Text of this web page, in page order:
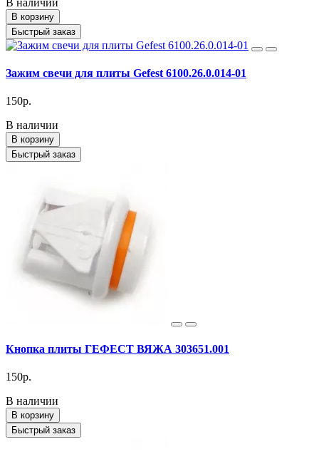
В корзину
Быстрый заказ
Зажим свечи для плиты Gefest 6100.26.0.014-01
150р.
В наличии
В корзину
Быстрый заказ
Кнопка плиты ГЕФЕСТ ВЯЖА 303651.001
150р.
В наличии
В корзину
Быстрый заказ